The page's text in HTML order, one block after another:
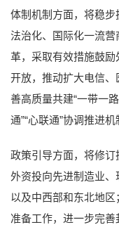
体制机制方面，将稳步
法治化、国际化一流
革，采取有效措施鼓
开放，推动扩大电信
善高质量共建“一带一
通”“心联通”协调推进
政策引导方面，将修
外资投向先进制造业
以及中西部和东北地
准备工作，进一步完